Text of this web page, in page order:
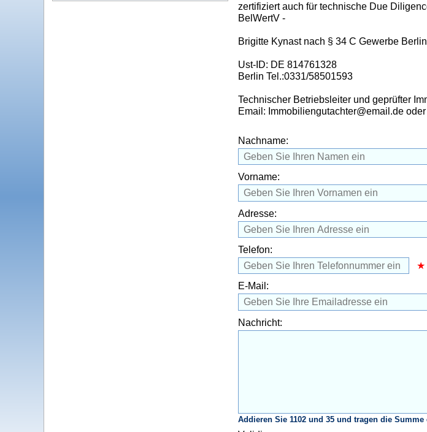
zertifiziert auch für technische Due
BelWertV -
Brigitte Kynast nach § 34 C Gewerbe
Ust-ID: DE 814761328
Berlin Tel.:0331/58501593
Technischer Betriebsleiter und geprüfter
Email: Immobiliengutachter@email.de
Nachname:
Vorname:
Adresse:
Telefon:
E-Mail:
Nachricht:
Addieren Sie 1102 und 35 und tragen die Summe